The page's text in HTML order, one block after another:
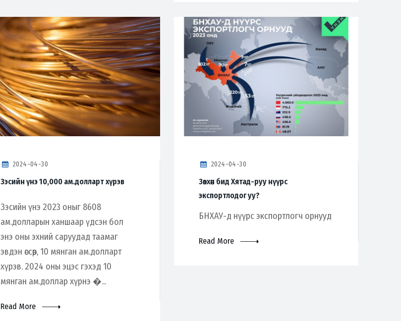
2024-04-30
Зэсийн үнэ 10,000 ам.долларт хүрэв
Зэсийн үнэ 2023 оныг 8608
ам.долларын ханшаар үдсэн бол
энэ оны эхний саруудад таамаг
эвдэн өссөөр, 10 мянган ам.долларт
хүрэв. 2024 оны эцэс гэхэд 10
мянган ам.доллар хүрнэ �...
Read More
2024-04-30
Зөвхөн бид Хятад-руу нүүрс
экспортлодог уу?
БНХАУ-д нүүрс экспортлогч орнууд
Read More